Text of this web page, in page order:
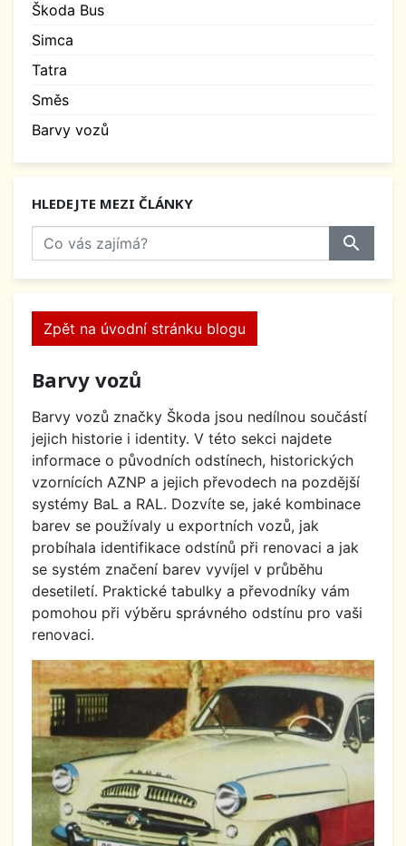
Škoda Bus
Simca
Tatra
Směs
Barvy vozů
HLEDEJTE MEZI ČLÁNKY
search
Zpět na úvodní stránku blogu
Barvy vozů
Barvy vozů značky Škoda jsou nedílnou součástí
jejich historie i identity. V této sekci najdete
informace o původních odstínech, historických
vzornících AZNP a jejich převodech na pozdější
systémy BaL a RAL. Dozvíte se, jaké kombinace
barev se používaly u exportních vozů, jak
probíhala identifikace odstínů při renovaci a jak
se systém značení barev vyvíjel v průběhu
desetiletí. Praktické tabulky a převodníky vám
pomohou při výběru správného odstínu pro vaši
renovaci.